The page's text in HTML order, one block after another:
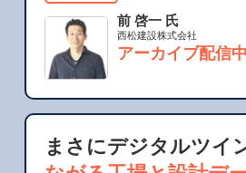
前 啓一 氏
西松建設株式会社
アーカイブ配信中
まさにデジタルツイ